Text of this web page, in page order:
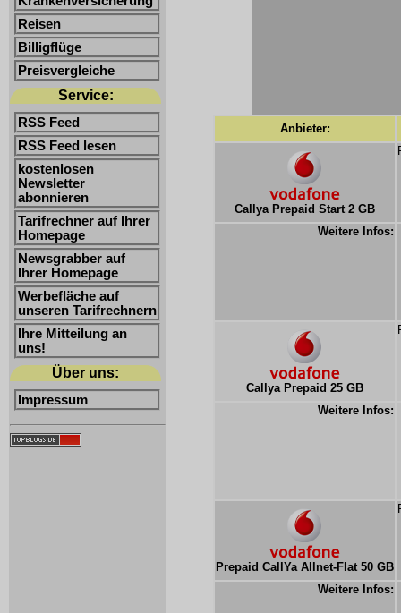
Reisen
Billigflüge
Preisvergleiche
Service:
RSS Feed
RSS Feed lesen
kostenlosen
Newsletter
abonnieren
Tarifrechner auf Ihrer
Homepage
Newsgrabber auf
Ihrer Homepage
Werbefläche auf
unseren Tarifrechnern
Ihre Mitteilung an
uns!
Über uns:
Impressum
Anbieter:
Callya Prepaid Start 2 GB
Weitere Infos:
Callya Prepaid 25 GB
Weitere Infos:
Prepaid CallYa Allnet-Flat 50 GB
Weitere Infos: